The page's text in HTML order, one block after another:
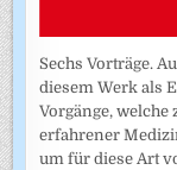
Sechs Vorträge.
diesem Werk als
Vorgänge,
erfahrener
um für diese Art